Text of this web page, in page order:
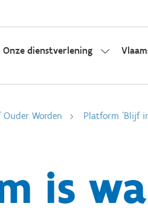
Onze dienstverlening
Ouder Worden Platform 'Blijf
is